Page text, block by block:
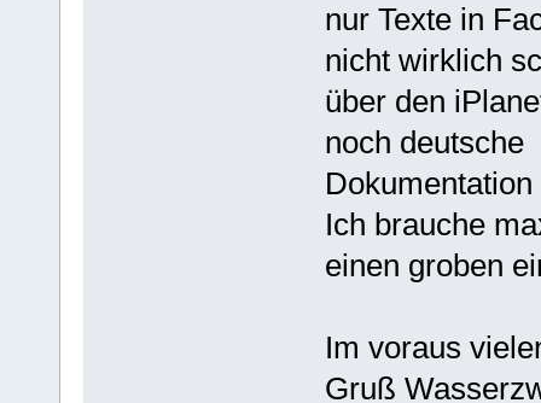
nur Texte in
nicht wirklich
über den
noch deutsche
Ich brauche
einen groben
Im voraus
Gruß